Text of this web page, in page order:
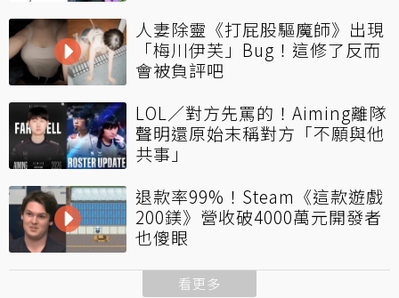
人妻除靈《打屁股驅魔師》出現
「梅川伊芙」Bug！這修了反而
會被負評吧
LOL／對方先罵的！Aiming離隊
聲明還原始末稱對方「不願與他
共事」
退款率99%！Steam《這款遊戲
200鎂》營收破4000萬元開發者
也傻眼
看更多